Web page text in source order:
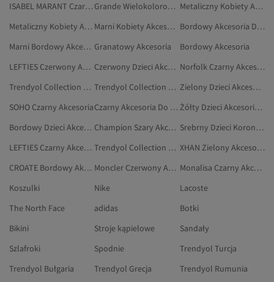
ISABEL MARANT Czarny Akcesoria
Grande Wielokolorowy Akcesoria
Metaliczny Kobiety Akcesoria
Metaliczny Kobiety Akcesoria Do Włosów
Marni Kobiety Akcesoria
Bordowy Akcesoria Do Włosów
Marni Bordowy Akcesoria Granatowy Akcesoria
Bordowy Akcesoria
LEFTIES Czerwony Akcesoria
Czerwony Dzieci Akcesoria
Norfolk Czarny Akcesoria
Trendyol Collection Złoty Akcesoria
Trendyol Collection Czerwony Akcesoria
Zielony Dzieci Akcesoria
SOHO Czarny Akcesoria
Czarny Akcesoria Do Odkurzaczy
Żółty Dzieci Akcesoria Do Włosów
Bordowy Dzieci Akcesoria
Champion Szary Akcesoria
Srebrny Dzieci Korony, Opaski Do Włosów I Spinki
LEFTIES Czarny Akcesoria
Trendyol Collection Bordowy Akcesoria
XHAN Zielony Akcesoria
CROATE Bordowy Akcesoria
Moncler Czerwony Akcesoria
Monalisa Czarny Akcesoria
Koszulki
Nike
Lacoste
The North Face
adidas
Botki
Bikini
Stroje kąpielowe
Sandały
Szlafroki
Spodnie
Trendyol Turcja
Trendyol Bułgaria
Trendyol Grecja Trendyol Rumunia